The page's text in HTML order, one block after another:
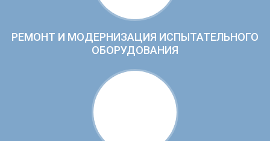
РЕМОНТ И МОДЕРНИЗАЦИЯ ИСПЫТАТЕЛЬНОГО
ОБОРУДОВАНИЯ